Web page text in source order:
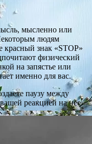
мысленно или
людям
красный знак «STOP»
физический
на запястье или
именно для вас.
паузу между
реакцией на нее.